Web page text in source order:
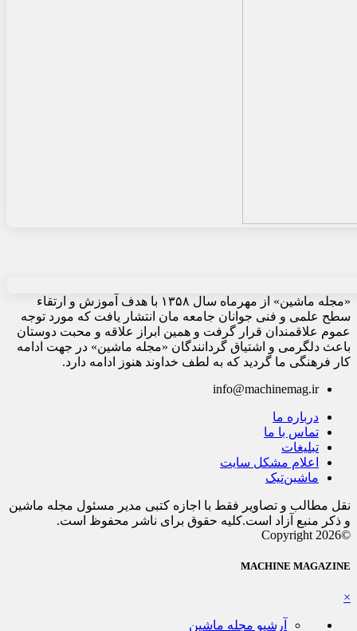
«مجله ماشین» از مهرماه سال ۱۳۵۸ با هدف آموزش و ارتقاء
سطح علمی و فنی جوانان جامعه مان انتشار یافت که مورد توجه
عموم علاقمندان قرار گرفت و همین ابراز علاقه و محبت دوستان
باعث دلگرمی و اشتیاق گردانندگان «مجله ماشین» در جهت ادامه
کار فرهنگی ما گردید که به لطف خداوند هنوز ادامه دارد.
info@machinemag.ir
درباره ما
تماس با ما
تبلیغات
اعلام مشکل سایت
ماشین‌تیک
نقل مطالب و تصاویر فقط با اجازه کتبی مدیر مسئول مجله ماشین
و ذکر منبع آزاد است.کلیه حقوق برای ناشر محفوظ است.
©Copyright 2026
MACHINE MAGAZINE
×
آرشیو مجله ماشین